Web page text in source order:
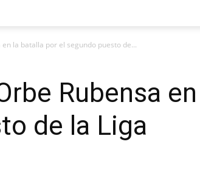
en la batalla por el segundo puesto de...
Rubensa
de la Liga